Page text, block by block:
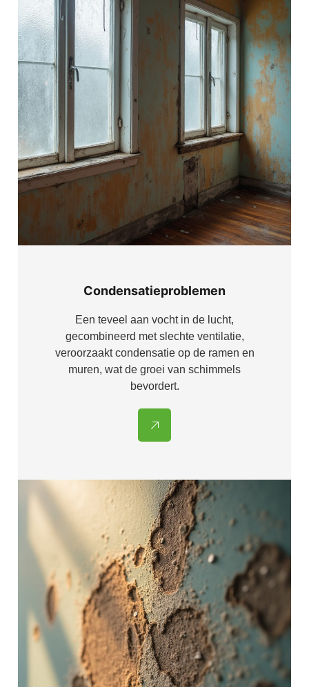
Condensatieproblemen
Een teveel aan vocht in de lucht,
gecombineerd met slechte ventilatie,
veroorzaakt condensatie op de ramen en
muren, wat de groei van schimmels
bevordert.